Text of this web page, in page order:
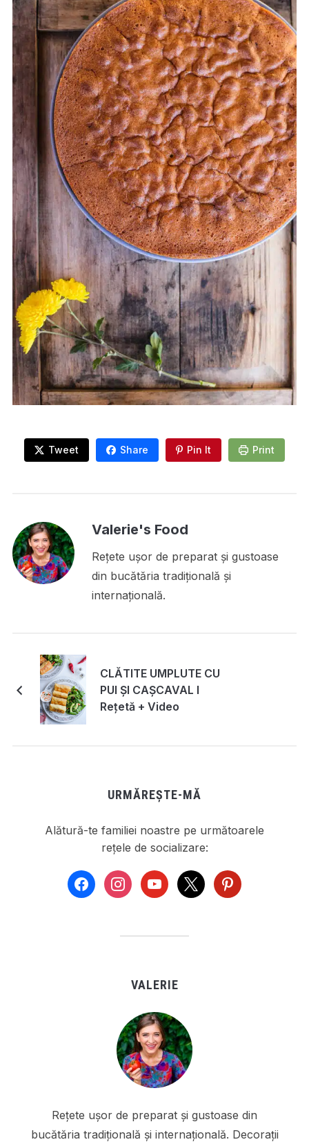
Tweet Share Pin It Print
Valerie's Food
Rețete ușor de preparat și gustoase
din bucătăria tradițională și
internațională.
CLĂTITE UMPLUTE CU
PUI ȘI CAȘCAVAL I
Rețetă + Video
URMĂREȘTE-MĂ
Alătură-te familiei noastre pe următoarele
rețele de socializare:
facebookinstagramyoutube
x pinterest
VALERIE
Rețete ușor de preparat și gustoase din
bucătăria tradițională și internațională. Decorații